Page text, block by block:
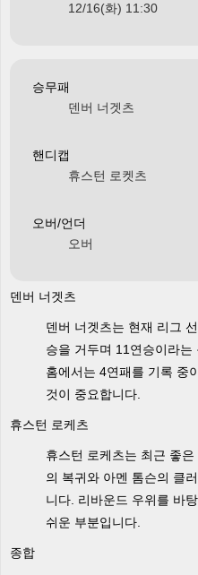
12/16(화) 11:30
승무패
덴버 너겟츠
핸디캡
휴스턴 로켓츠
오버/언더
오버
덴버 너겟츠
덴버 너겟츠는 현재 리그
승을 거두며 11연승이라는
홈에서는 4연패를 기록 중
것이 중요합니다.
휴스턴 로케츠
휴스턴 로케츠는 최근 좋
의 복귀와 아멘 톰슨의 클
니다. 리바운드 우위를 바
쉬운 부분입니다.
종합